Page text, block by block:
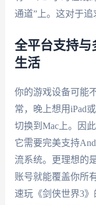
通道”上。这对于追
全平台支持与
生活
你的游戏设备可能
常，晚上想用iPad
切换到Mac上。因
它需要完美支持
流系统。更理想的
账号就能覆盖你所
速玩《剑侠世界3